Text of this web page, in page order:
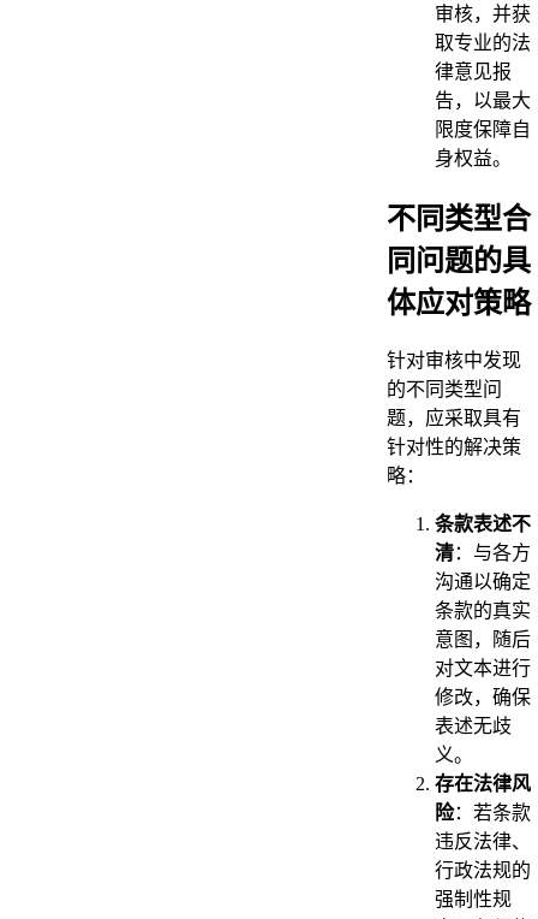
审核，并获
取专业的法
律意见报
告，以最大
限度保障自
身权益。
不同类型合
同问题的具
体应对策略
针对审核中发现
的不同类型问
题，应采取具有
针对性的解决策
略：
条款表述不
清：与各方
沟通以确定
条款的真实
意图，随后
对文本进行
修改，确保
表述无歧
义。
存在法律风
险：若条款
违反法律、
行政法规的
强制性规